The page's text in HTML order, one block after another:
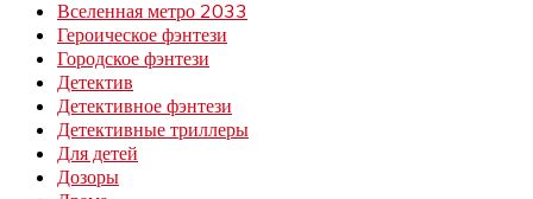
Вселенная метро 2033
Героическое фэнтези
Городское фэнтези
Детектив
Детективное фэнтези
Детективные триллеры
Для детей
Дозоры